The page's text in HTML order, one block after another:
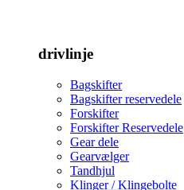
drivlinje
Bagskifter
Bagskifter reservedele
Forskifter
Forskifter Reservedele
Gear dele
Gearvælger
Tandhjul
Klinger / Klingebolte